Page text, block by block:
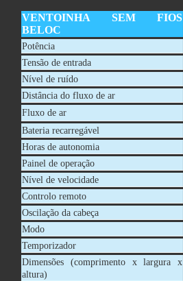
VENTOINHA SEM FIOS
BELOC
Potência
Tensão de entrada
Nível de ruído
Distância do fluxo de ar
Fluxo de ar
Bateria recarregável
Horas de autonomia
Painel de operação
Nível de velocidade
Controlo remoto
Oscilação da cabeça
Modo
Temporizador
Dimensões (comprimento x largura x
altura)